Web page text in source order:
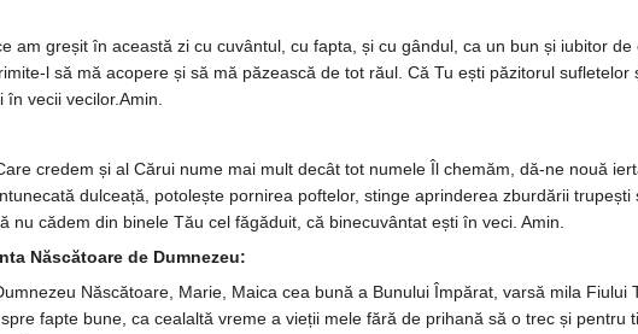
am greșit în această zi cu cuvântul, cu fapta, și cu gândul, ca un bun și iubi­tor
l să mă aco­pere și să mă pă­zească de tot răul. Că Tu ești păzitorul
în vecii vecilor.Amin.
credem și al Cărui nume mai mult decât tot numele Îl chemăm, dă-ne no­uă
dulceață, potolește pornirea pofte­lor, stinge a­prin­derea zbur­dării
nu cădem din bi­nele Tău cel fă­gă­duit, că binecuvântat ești în veci. Amin.
Născătoare de Dumnezeu:
Născătoare, Marie, Maica cea bună a Bu­nului Împărat, varsă mila
fapte bu­ne, ca cealaltă vreme a vieții mele fără de prihană să o trec și